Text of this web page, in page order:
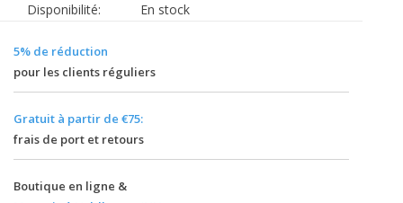
Disponibilité:
En stock
5% de réduction
pour les clients réguliers
Gratuit à partir de €75:
frais de port et retours
Boutique en ligne &